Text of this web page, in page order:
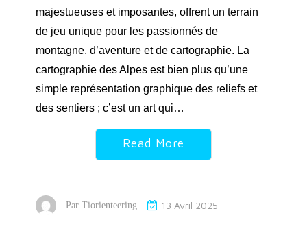
majestueuses et imposantes, offrent un terrain
de jeu unique pour les passionnés de
montagne, d’aventure et de cartographie. La
cartographie des Alpes est bien plus qu’une
simple représentation graphique des reliefs et
des sentiers ; c’est un art qui…
Read More
Par Tiorienteering 13 Avril 2025